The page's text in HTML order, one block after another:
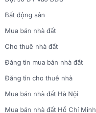
Bất động sản
Mua bán nhà đất
Cho thuê nhà đất
Đăng tin mua bán nhà đất
Đăng tin cho thuê nhà
Mua bán nhà đất Hà Nội
Mua bán nhà đất Hồ Chí Minh